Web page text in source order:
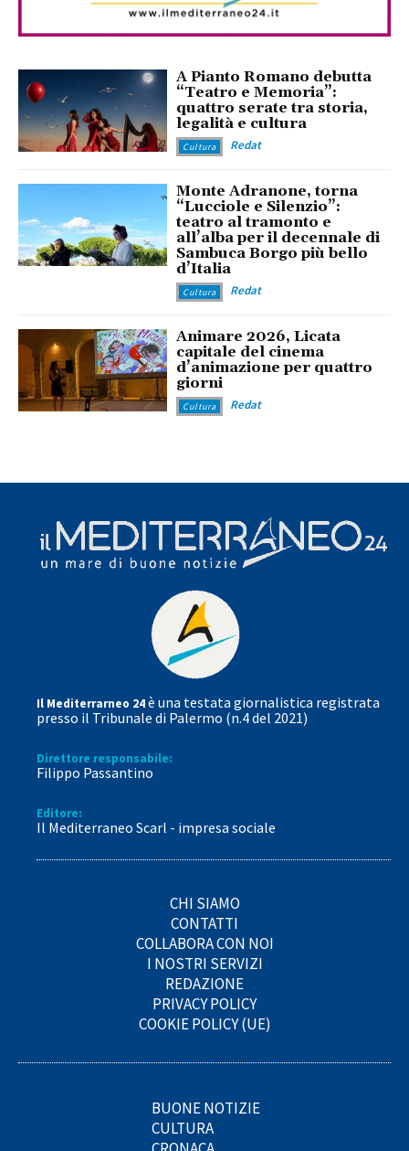
A Pianto Romano debutta
“Teatro e Memoria”:
quattro serate tra storia,
legalità e cultura
Cultura Redat
Monte Adranone, torna
“Lucciole e Silenzio”:
teatro al tramonto e
all’alba per il decennale di
Sambuca Borgo più bello
d’Italia
Cultura Redat
Animare 2026, Licata
capitale del cinema
d’animazione per quattro
giorni
Cultura Redat
Il Mediterrarneo 24è una testata giornalistica registrata
presso il Tribunale di Palermo (n.4 del 2021)
Direttore responsabile:
Filippo Passantino
Editore:
Il Mediterraneo Scarl - impresa sociale
CHI SIAMO
CONTATTI
COLLABORA CON NOI
I NOSTRI SERVIZI
REDAZIONE
PRIVACY POLICY
COOKIE POLICY (UE)
BUONE NOTIZIE
CULTURA